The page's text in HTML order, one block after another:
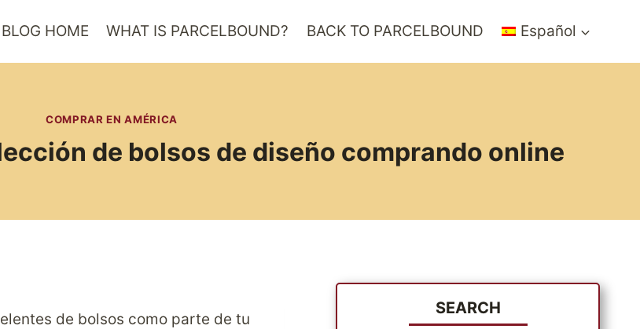
BLOG HOME WHAT IS PARCELBOUND? BACK TO PARCELBOUND Español
COMPRAR EN AMÉRICA
de bolsos de diseño comprando online
de bolsos como parte de tu
SEARCH